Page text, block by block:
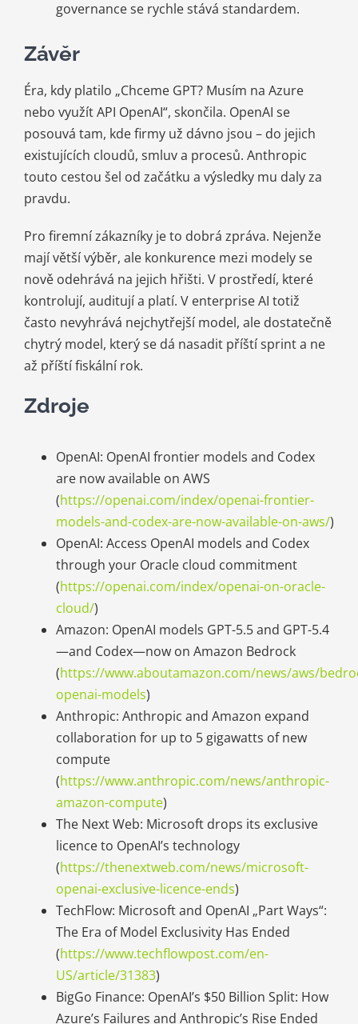
governance se rychle stává standardem.
Závěr
Éra, kdy platilo „Chceme GPT? Musím na Azure
nebo využít API OpenAI“, skončila. OpenAI se
posouvá tam, kde firmy už dávno jsou – do jejich
existujících cloudů, smluv a procesů. Anthropic
touto cestou šel od začátku a výsledky mu daly za
pravdu.
Pro firemní zákazníky je to dobrá zpráva. Nejenže
mají větší výběr, ale konkurence mezi modely se
nově odehrává na jejich hřišti. V prostředí, které
kontrolují, auditují a platí. V enterprise AI totiž
často nevyhrává nejchytřejší model, ale dostatečně
chytrý model, který se dá nasadit příští sprint a ne
až příští fiskální rok.
Zdroje
OpenAI: OpenAI frontier models and Codex
are now available on AWS
(https://openai.com/index/openai-frontier-
models-and-codex-are-now-available-on-aws/)
OpenAI: Access OpenAI models and Codex
through your Oracle cloud commitment
(https://openai.com/index/openai-on-oracle-
cloud/)
Amazon: OpenAI models GPT-5.5 and GPT-5.4
—and Codex—now on Amazon Bedrock
(https://www.aboutamazon.com/news/aws/
openai-models)
Anthropic: Anthropic and Amazon expand
collaboration for up to 5 gigawatts of new
compute
(https://www.anthropic.com/news/anthropic-
amazon-compute)
The Next Web: Microsoft drops its exclusive
licence to OpenAI’s technology
(https://thenextweb.com/news/microsoft-
openai-exclusive-licence-ends)
TechFlow: Microsoft and OpenAI „Part Ways“:
The Era of Model Exclusivity Has Ended
(https://www.techflowpost.com/en-
US/article/31383)
BigGo Finance: OpenAI’s $50 Billion Split: How
Azure’s Failures and Anthropic’s Rise Ended